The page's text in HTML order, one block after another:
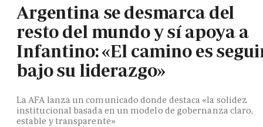
Argentina se desmarca del
resto del mundo y sí apoya a
Infantino: «El camino es
bajo su liderazgo»
La AFA lanza un comunicado donde destaca «la solidez
institucional basada en un modelo de gobernanza claro,
estable y transparente»